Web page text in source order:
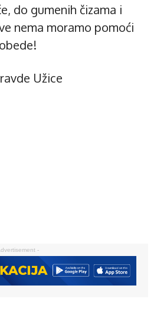
do gumenih čizama i
nema moramo pomoći
Užice
-